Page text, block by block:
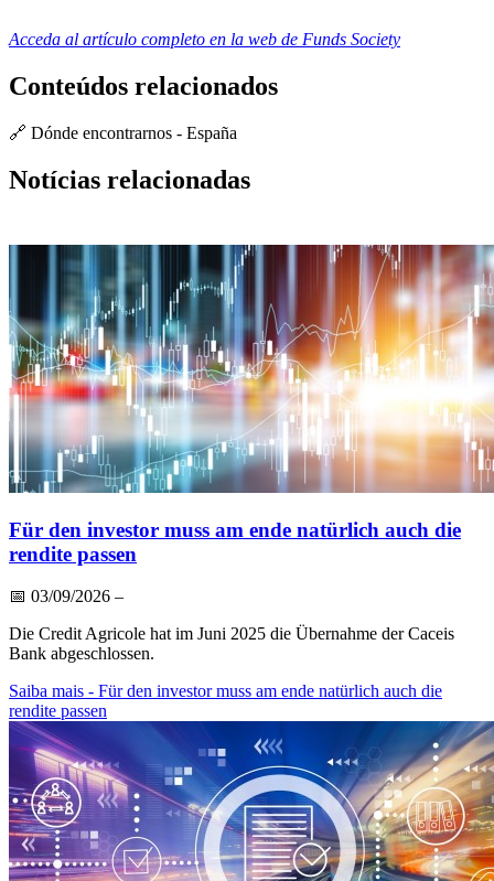
Acceda al artículo completo en la web de Funds Society
Conteúdos relacionados
🔗 Dónde encontrarnos - España
Notícias relacionadas
Für den investor muss am ende natürlich auch die
rendite passen
📅 03/09/2026 –
Die Credit Agricole hat im Juni 2025 die Übernahme der Caceis
Bank abgeschlossen.
Saiba mais - Für den investor muss am ende natürlich auch die
rendite passen